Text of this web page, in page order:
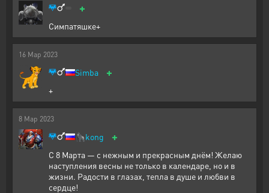
+
Симпатяшке+
16 Мар 2023
Simba +
+
8 Мар 2023
🦍kong +
С 8 Марта — с нежным и прекрасным днём! Желаю
наступления весны не только в календаре, но и в
жизни. Радости в глазах, тепла в душе и любви в
сердце!